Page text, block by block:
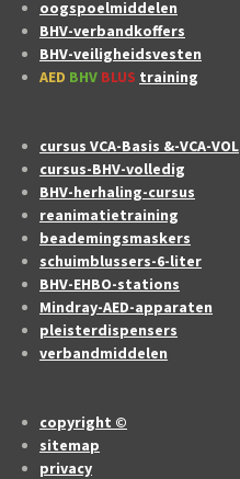
oogspoelmiddelen
BHV-verbandkoffers
BHV-veiligheidsvesten
AED BHV BLUS training
cursus VCA-Basis &-VCA-VOL
cursus-BHV-volledig
BHV-herhaling-cursus
reanimatietraining
beademingsmaskers
schuimblussers-6-liter
BHV-EHBO-stations
Mindray-AED-apparaten
pleisterdispensers
verbandmiddelen
copyright ©
sitemap
privacy